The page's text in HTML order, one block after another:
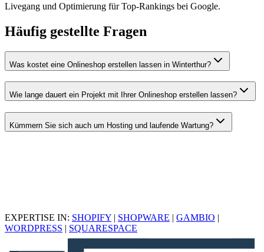
Livegang und Optimierung für Top-Rankings bei Google.
Häufig gestellte Fragen
Was kostet eine Onlineshop erstellen lassen in Winterthur?
Wie lange dauert ein Projekt mit Ihrer Onlineshop erstellen lassen?
Kümmern Sie sich auch um Hosting und laufende Wartung?
EXPERTISE IN: SHOPIFY | SHOPWARE | GAMBIO |
WORDPRESS | SQUARESPACE